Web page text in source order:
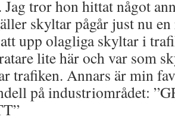
tror hon hittat något
skyltar pågår just nu
upp olagliga skyltar i
lite här och var som
trafiken. Annars är min
på industriområdet: